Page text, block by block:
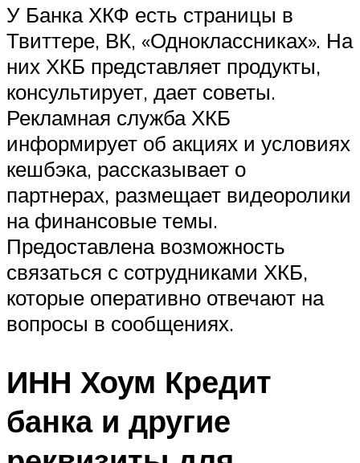
У Банка ХКФ есть страницы в
Твиттере, ВК, «Одноклассниках». На
них ХКБ представляет продукты,
консультирует, дает советы.
Рекламная служба ХКБ
информирует об акциях и условиях
кешбэка, рассказывает о
партнерах, размещает видеоролики
на финансовые темы.
Предоставлена возможность
связаться с сотрудниками ХКБ,
которые оперативно отвечают на
вопросы в сообщениях.
ИНН Хоум Кредит
банка и другие